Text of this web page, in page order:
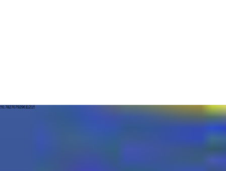
!!0.78270792961121!!